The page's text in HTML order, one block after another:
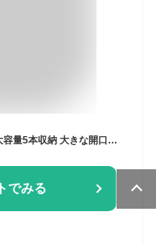
ナポレックス(Napolex) 車用傘ケース 大容量5本収納 大きな開口部 左右出し入れ可 脱着式フロントポケット 簡単水捨て 濡れた傘を入れるのに便利グッズ カー用品 カーアクセサリー ディズニー WDー393
でみる